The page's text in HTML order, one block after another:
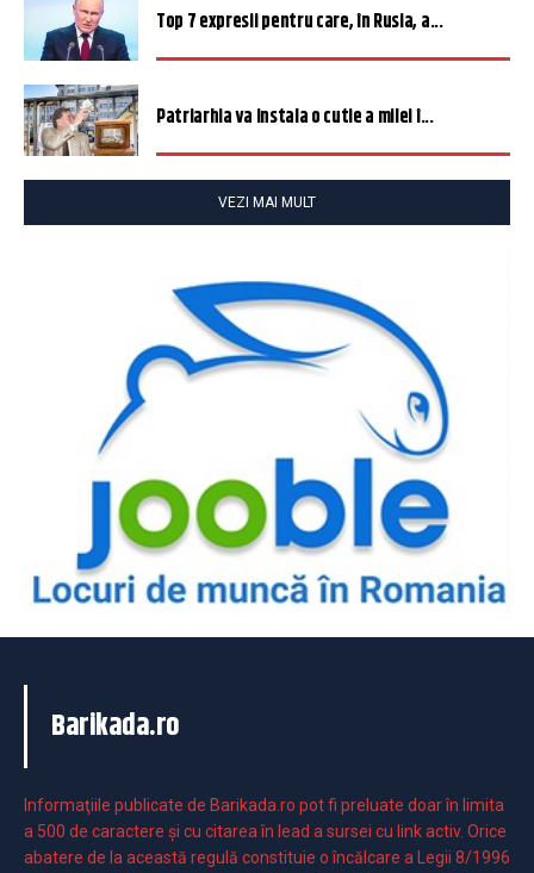
Top 7 expresii pentru care, în Rusia, a...
Patriarhia va instala o cutie a milei î...
VEZI MAI MULT
Barikada.ro
Informaţiile publicate de Barikada.ro pot fi preluate doar în limita
a 500 de caractere şi cu citarea în lead a sursei cu link activ. Orice
abatere de la această regulă constituie o încălcare a Legii 8/1996